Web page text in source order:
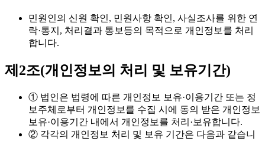
민원인의 신원 확인, 민원사항 확인, 사실조사를 위한 연
락·통지, 처리결과 통보등의 목적으로 개인정보를 처리
합니다.
제2조(개인정보의 처리 및 보유기간)
① 법인은 법령에 따른 개인정보 보유·이용기간 또는 정
보주체로부터 개인정보를 수집 시에 동의 받은 개인정보
보유·이용기간 내에서 개인정보를 처리·보유합니다.
② 각각의 개인정보 처리 및 보유 기간은 다음과 같습니